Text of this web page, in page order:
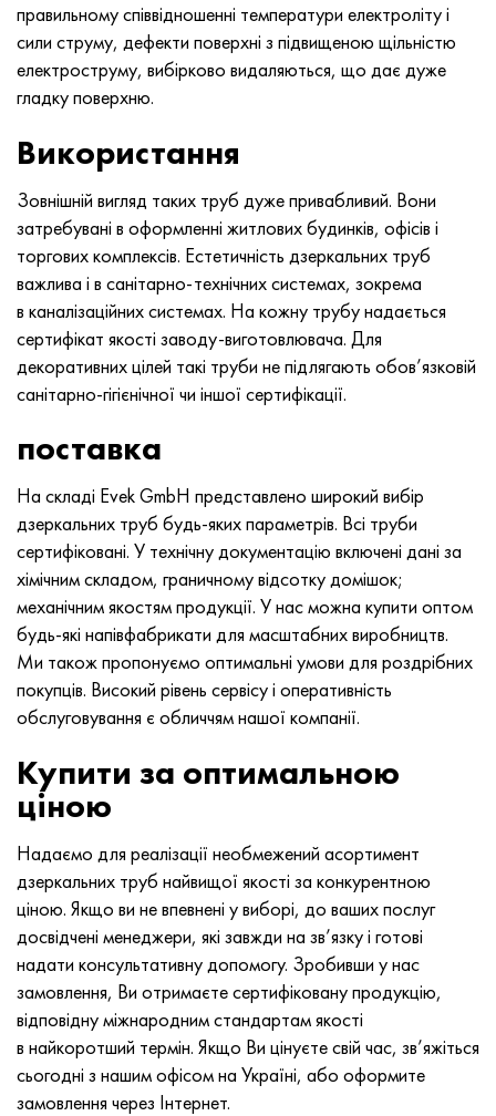
правильному співвідношенні температури електроліту і
сили струму, дефекти поверхні з підвищеною щільністю
електроструму, вибірково видаляються, що дає дуже
гладку поверхню.
Використання
Зовнішній вигляд таких труб дуже привабливий. Вони
затребувані в оформленні житлових будинків, офісів і
торгових комплексів. Естетичність дзеркальних труб
важлива і в санітарно-технічних системах, зокрема
в каналізаційних системах. На кожну трубу надається
сертифікат якості заводу-виготовлювача. Для
декоративних цілей такі труби не підлягають обов’язковій
санітарно-гігієнічної чи іншої сертифікації.
поставка
На складі Evek GmbH представлено широкий вибір
дзеркальних труб будь-яких параметрів. Всі труби
сертифіковані. У технічну документацію включені дані за
хімічним складом, граничному відсотку домішок;
механічним якостям продукції. У нас можна купити оптом
будь-які напівфабрикати для масштабних виробництв.
Ми також пропонуємо оптимальні умови для роздрібних
покупців. Високий рівень сервісу і оперативність
обслуговування є обличчям нашої компанії.
Купити за оптимальною
ціною
Надаємо для реалізації необмежений асортимент
дзеркальних труб найвищої якості за конкурентною
ціною. Якщо ви не впевнені у виборі, до ваших послуг
досвідчені менеджери, які завжди на зв’язку і готові
надати консультативну допомогу. Зробивши у нас
замовлення, Ви отримаєте сертифіковану продукцію,
відповідну міжнародним стандартам якості
в найкоротший термін. Якщо Ви цінуєте свій час, зв’яжіться
сьогодні з нашим офісом на Україні, або оформите
замовлення через Інтернет.